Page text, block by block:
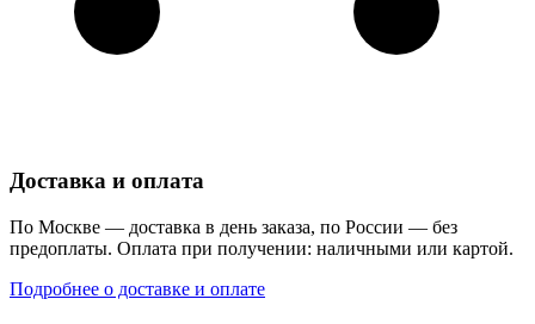
Доставка и оплата
По Москве — доставка в день заказа, по России — без
предоплаты. Оплата при получении: наличными или картой.
Подробнее о доставке и оплате